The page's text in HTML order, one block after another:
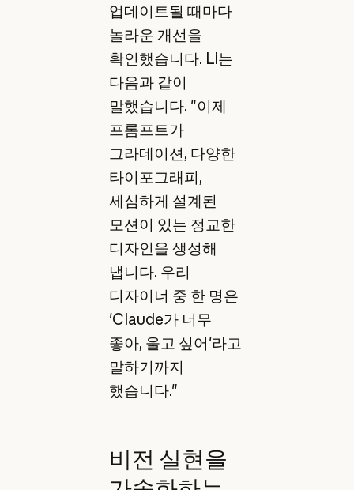
업데이트될 때마다
놀라운 개선을
확인했습니다. Li는
다음과 같이
말했습니다. "이제
프롬프트가
그라데이션, 다양한
타이포그래피,
세심하게 설계된
모션이 있는 정교한
디자인을 생성해
냅니다. 우리
디자이너 중 한 명은
'Claude가 너무
좋아, 울고 싶어'라고
말하기까지
했습니다."
비전 실현을